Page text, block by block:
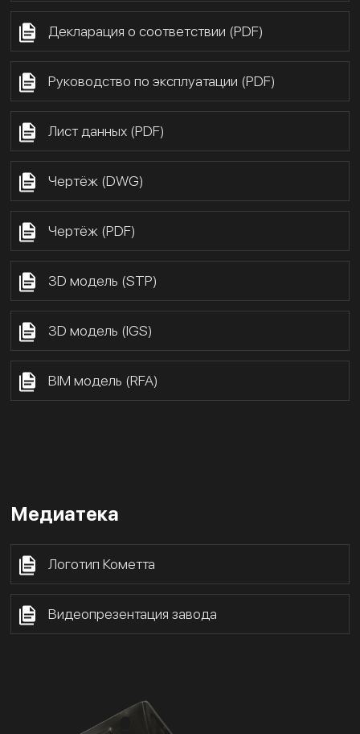
Декларация о соответствии (PDF)
Руководство по эксплуатации (PDF)
Лист данных (PDF)
Чертёж (DWG)
Чертёж (PDF)
3D модель (STP)
3D модель (IGS)
BIM модель (RFA)
Медиатека
Логотип Кометта
Видеопрезентация завода